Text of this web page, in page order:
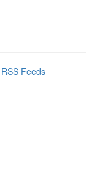
Feeds